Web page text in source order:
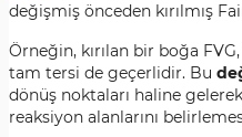
değişmiş önceden kırılmış
Örneğin, kırılan bir boğa
tam tersi de geçerlidir. Bu
dönüş noktaları haline
reaksiyon alanlarını